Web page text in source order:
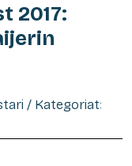
2017:
/ Kategoriat: